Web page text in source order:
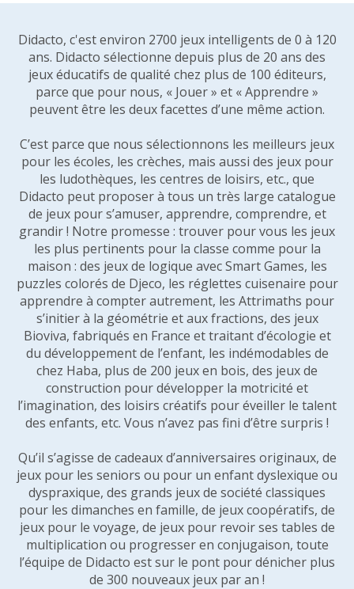
Didacto, c'est environ 2700 jeux intelligents de 0 à 120
ans. Didacto sélectionne depuis plus de 20 ans des
jeux éducatifs de qualité chez plus de 100 éditeurs,
parce que pour nous, « Jouer » et « Apprendre »
peuvent être les deux facettes d’une même action.
C’est parce que nous sélectionnons les meilleurs jeux
pour les écoles, les crèches, mais aussi des jeux pour
les ludothèques, les centres de loisirs, etc., que
Didacto peut proposer à tous un très large catalogue
de jeux pour s’amuser, apprendre, comprendre, et
grandir ! Notre promesse : trouver pour vous les jeux
les plus pertinents pour la classe comme pour la
maison : des jeux de logique avec Smart Games, les
puzzles colorés de Djeco, les réglettes cuisenaire pour
apprendre à compter autrement, les Attrimaths pour
s’initier à la géométrie et aux fractions, des jeux
Bioviva, fabriqués en France et traitant d’écologie et
du développement de l’enfant, les indémodables de
chez Haba, plus de 200 jeux en bois, des jeux de
construction pour développer la motricité et
l’imagination, des loisirs créatifs pour éveiller le talent
des enfants, etc. Vous n’avez pas fini d’être surpris !
Qu’il s’agisse de cadeaux d’anniversaires originaux, de
jeux pour les seniors ou pour un enfant dyslexique ou
dyspraxique, des grands jeux de société classiques
pour les dimanches en famille, de jeux coopératifs, de
jeux pour le voyage, de jeux pour revoir ses tables de
multiplication ou progresser en conjugaison, toute
l’équipe de Didacto est sur le pont pour dénicher plus
de 300 nouveaux jeux par an !